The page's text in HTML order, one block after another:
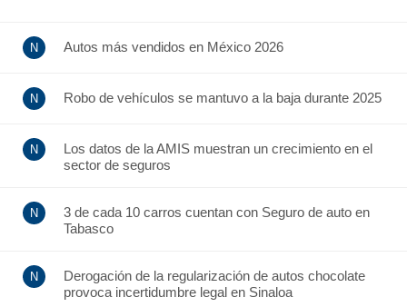
Autos más vendidos en México 2026
Robo de vehículos se mantuvo a la baja durante 2025
Los datos de la AMIS muestran un crecimiento en el
sector de seguros
3 de cada 10 carros cuentan con Seguro de auto en
Tabasco
Derogación de la regularización de autos chocolate
provoca incertidumbre legal en Sinaloa